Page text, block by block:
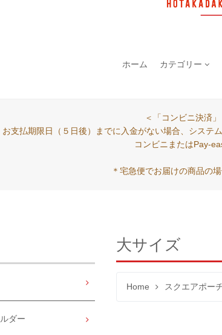
ホーム カテゴリー
＜「コンビニ決済
お支払期限日（５日後）までに入金がない場合、システ
コンビニまたはPay-
＊宅急便でお届けの商品の
大サイズ
Home スクエアポー
ダー